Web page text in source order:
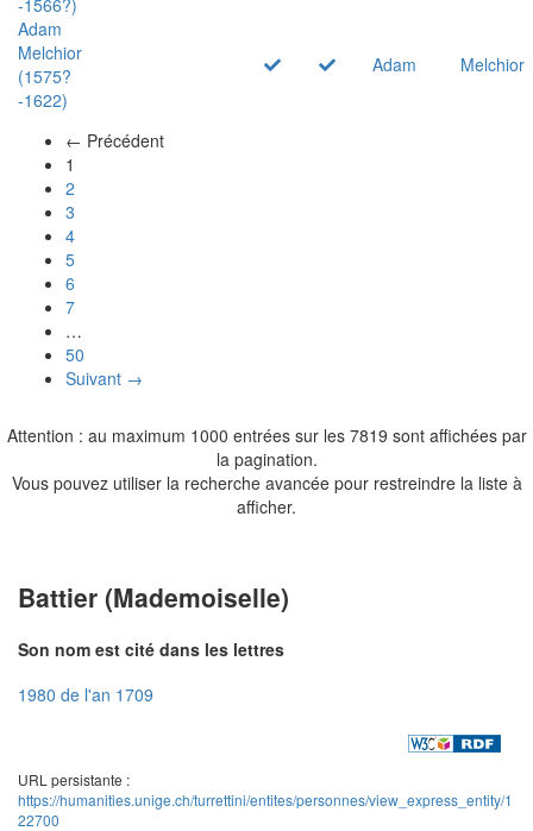
Adam
Melchior
(1575?
-1622)
Adam Melchior
← Précédent
1
2
3
4
5
6
7
…
50
Suivant →
Attention : au maximum 1000 entrées sur les 7819 sont affichées par
la pagination.
Vous pouvez utiliser la recherche avancée pour restreindre la liste à
afficher.
Battier (Mademoiselle)
Son nom est cité dans les lettres
1980 de l'an 1709
URL persistante :
https://humanities.unige.ch/turrettini/entites/personnes/view_express_entity/1
22700